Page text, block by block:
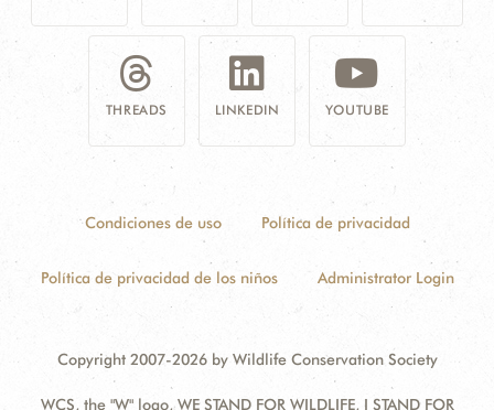
THREADS LINKEDIN YOUTUBE
Condiciones de uso Política de privacidad
Política de privacidad de los niños Administrator Login
Copyright 2007-2026 by Wildlife Conservation Society
WCS, the "W" logo, WE STAND FOR WILDLIFE, I STAND FOR